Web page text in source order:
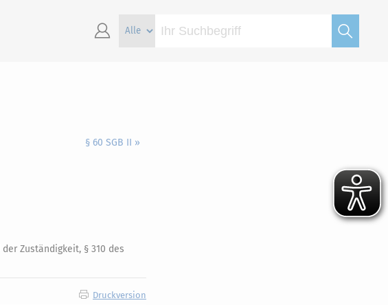
§ 60 SGB II »
Zuständigkeit, § 310 des
Druckversion